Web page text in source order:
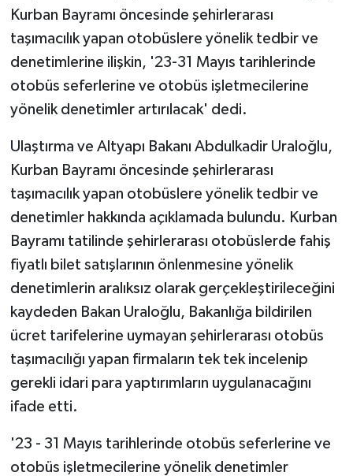
Kurban Bayramı öncesinde şehirlerarası
taşımacılık yapan otobüslere yönelik tedbir ve
denetimlerine ilişkin, '23-31 Mayıs tarihlerinde
otobüs seferlerine ve otobüs işletmecilerine
yönelik denetimler artırılacak' dedi.
Ulaştırma ve Altyapı Bakanı Abdulkadir Uraloğlu,
Kurban Bayramı öncesinde şehirlerarası
taşımacılık yapan otobüslere yönelik tedbir ve
denetimler hakkında açıklamada bulundu. Kurban
Bayramı tatilinde şehirlerarası otobüslerde fahiş
fiyatlı bilet satışlarının önlenmesine yönelik
denetimlerin aralıksız olarak gerçekleştirileceğini
kaydeden Bakan Uraloğlu, Bakanlığa bildirilen
ücret tarifelerine uymayan şehirlerarası otobüs
taşımacılığı yapan firmaların tek tek incelenip
gerekli idari para yaptırımların uygulanacağını
ifade etti.
'23 - 31 Mayıs tarihlerinde otobüs seferlerine ve
otobüs işletmecilerine yönelik denetimler